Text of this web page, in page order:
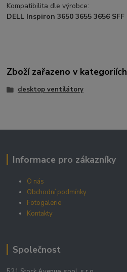
Kompatibilita dle výrobce:
DELL Inspiron 3650 3655 3656 SFF
Zboží zařazeno v kategoriích
desktop ventilátory
Informace pro zákazníky
O nás
Obchodní podmínky
Fotogalerie
Kontakty
Společnost